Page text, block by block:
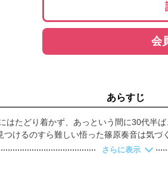
会
あらすじ
はたどり着かず、あっという間に30代半
つけるのすら難しい悟った篠原奏音は気
がれる奏音の前に現れた金持ちイケメン
さらに表示